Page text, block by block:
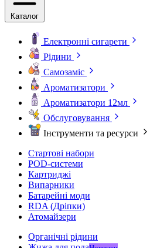
Каталог
Електронні сигарети
Рідини
Самозаміс
Ароматизатори
Ароматизатори 12мл
Обслуговування
Інструменти та ресурси
Стартові набори
POD-системи
Картриджі
Випарники
Батарейні моди
RDA (Дріпки)
Атомайзери
Органічні рідини